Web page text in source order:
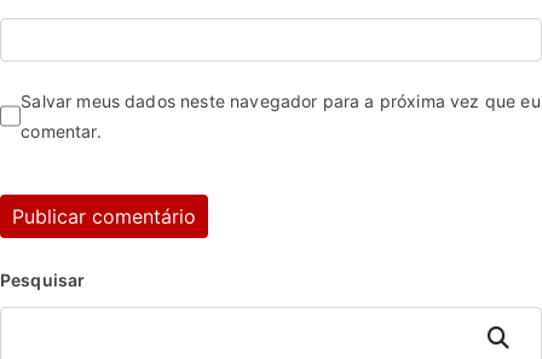
Salvar meus dados neste navegador para a próxima vez que eu
comentar.
Pesquisar
Pesquis
ar